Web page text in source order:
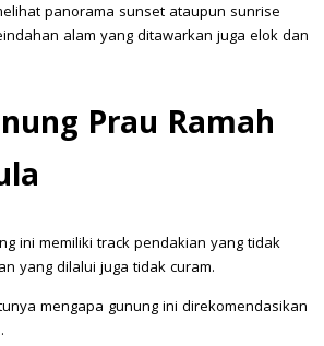
panorama sunset ataupun sunrise
alam yang ditawarkan juga elok dan
Prau Ramah
ini memiliki track pendakian yang tidak
yang dilalui juga tidak curam.
mengapa gunung ini direkomendasikan